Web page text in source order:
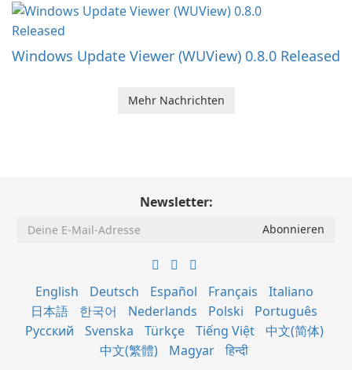
Windows Update Viewer (WUView) 0.8.0 Released
Mehr Nachrichten
Newsletter:
English Deutsch Español Français
Italiano
日本語
한국어 Nederlands Polski
Português
Русский
Svenska Türkçe Tiếng Việt
中文(简体)
中文(繁體)
Magyar हिन्दी